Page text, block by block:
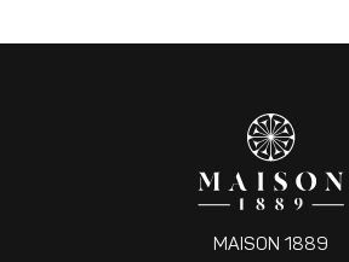
MAISON 1889